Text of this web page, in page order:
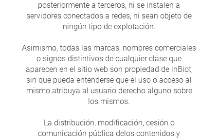
posteriormente a terceros, ni se instalen a
servidores conectados a redes, ni sean objeto de
ningún tipo de explotación.
Asimismo, todas las marcas, nombres comerciales
o signos distintivos de cualquier clase que
aparecen en el sitio web son propiedad de inBiot,
sin que pueda entenderse que el uso o acceso al
mismo atribuya al usuario derecho alguno sobre
los mismos.
La distribución, modificación, cesión o
comunicación pública delos contenidos y